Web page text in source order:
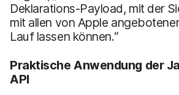
Deklarations-Payload, mit der
mit allen von Apple
Lauf lassen können.“
Praktische Anwendung der
API